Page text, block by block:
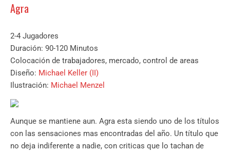
Agra
2-4 Jugadores
Duración: 90-120 Minutos
Colocación de trabajadores, mercado, control de areas
Diseño: Michael Keller (II)
Ilustración: Michael Menzel
Aunque se mantiene aun. Agra esta siendo uno de los títulos
con las sensaciones mas encontradas del año. Un título que
no deja indiferente a nadie, con criticas que lo tachan de